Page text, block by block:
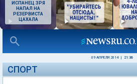
ИСПАНЕЦ ЗРЯ
НАПАЛ НА
РЕЗЕРВИСТА
ЦАХАЛА
09 АПРЕЛЯ 2014 21:36
СПОРТ